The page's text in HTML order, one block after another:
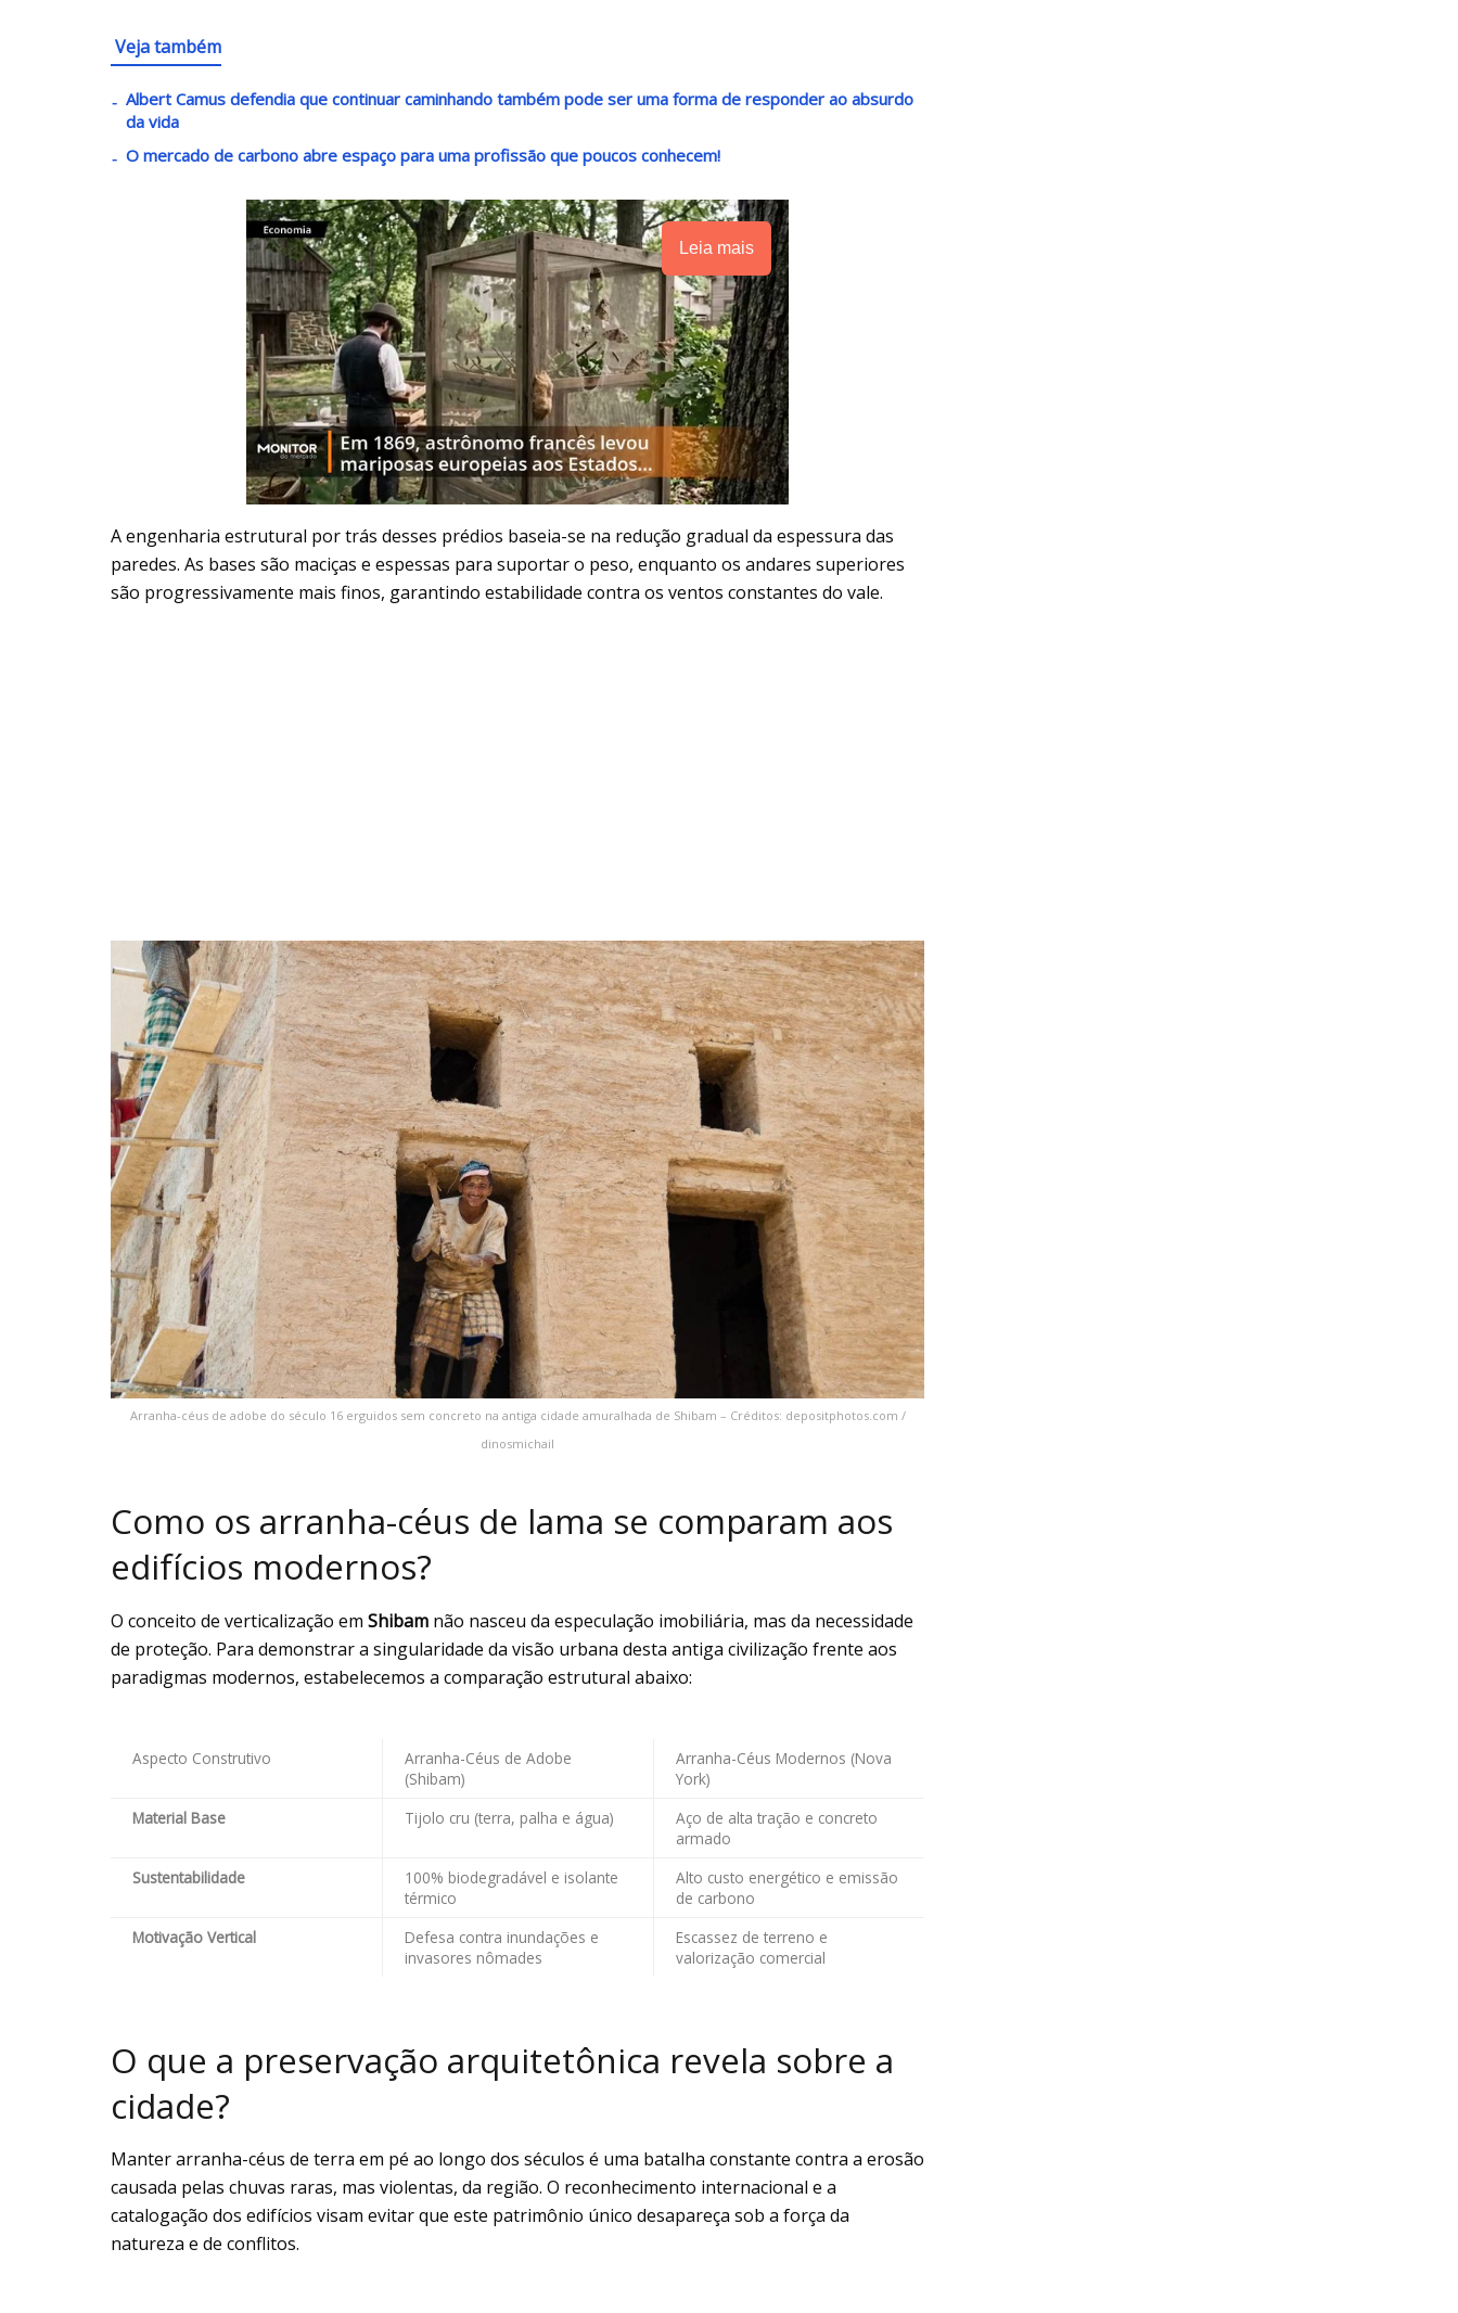
Veja também
Albert Camus defendia que continuar caminhando também pode ser uma forma de responder ao absurdo
da vida
O mercado de carbono abre espaço para uma profissão que poucos conhecem!
Leia mais
A engenharia estrutural por trás desses prédios baseia-se na redução gradual da espessura das
paredes. As bases são maciças e espessas para suportar o peso, enquanto os andares superiores
são progressivamente mais finos, garantindo estabilidade contra os ventos constantes do vale.
Arranha-céus de adobe do século 16 erguidos sem concreto na antiga cidade amuralhada de Shibam – Créditos: depositphotos.com /
dinosmichail
Como os arranha-céus de lama se comparam aos
edifícios modernos?
O conceito de verticalização em Shibam não nasceu da especulação imobiliária, mas da necessidade
de proteção. Para demonstrar a singularidade da visão urbana desta antiga civilização frente aos
paradigmas modernos, estabelecemos a comparação estrutural abaixo:
Aspecto Construtivo
Arranha-Céus de Adobe
(Shibam)
Arranha-Céus Modernos (Nova
York)
Material Base
Tijolo cru (terra, palha e água)
Aço de alta tração e concreto
armado
Sustentabilidade
100% biodegradável e isolante
térmico
Alto custo energético e emissão
de carbono
Motivação Vertical
Defesa contra inundações e
invasores nômades
Escassez de terreno e
valorização comercial
O que a preservação arquitetônica revela sobre a
cidade?
Manter arranha-céus de terra em pé ao longo dos séculos é uma batalha constante contra a erosão
causada pelas chuvas raras, mas violentas, da região. O reconhecimento internacional e a
catalogação dos edifícios visam evitar que este patrimônio único desapareça sob a força da
natureza e de conflitos.